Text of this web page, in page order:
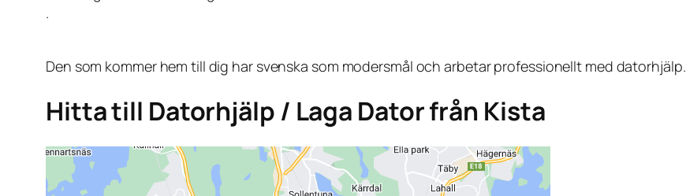
.
Den som kommer hem till dig har svenska som modersmål och arbetar professionellt med datorhjälp.
Hitta till Datorhjälp / Laga Dator från Kista